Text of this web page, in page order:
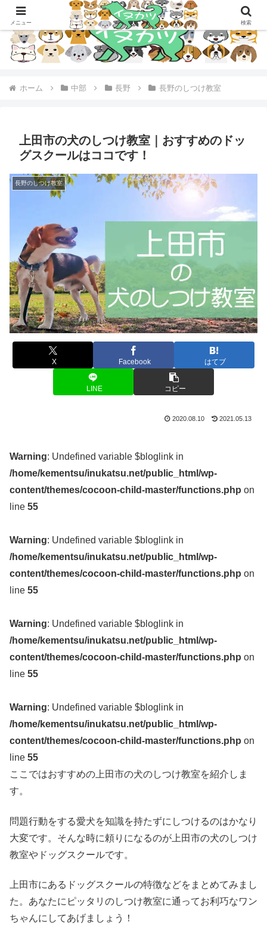
ホーム 中部 長野 長野のしつけ教室
上田市の犬のしつけ教室｜おすすめのドッ
グスクールはココです！
長野のしつけ教室
X Facebook はてブ
LINE コピー
2020.08.10 2021.05.13
Warning: Undefined variable $bloglink in
/home/kementsu/inukatsu.net/public_html/wp-
content/themes/cocoon-child-master/functions.php on
line 55
Warning: Undefined variable $bloglink in
/home/kementsu/inukatsu.net/public_html/wp-
content/themes/cocoon-child-master/functions.php on
line 55
Warning: Undefined variable $bloglink in
/home/kementsu/inukatsu.net/public_html/wp-
content/themes/cocoon-child-master/functions.php on
line 55
Warning: Undefined variable $bloglink in
/home/kementsu/inukatsu.net/public_html/wp-
content/themes/cocoon-child-master/functions.php on
line 55
ここではおすすめの上田市の犬のしつけ教室を紹介しま
す。
問題行動をする愛犬を知識を持たずにしつけるのはかなり
大変です。そんな時に頼りになるのが上田市の犬のしつけ
教室やドッグスクールです。
上田市にあるドッグスクールの特徴などをまとめてみまし
た。あなたにピッタリのしつけ教室に通ってお利巧なワン
ちゃんにしてあげましょう！
メニュー 検索